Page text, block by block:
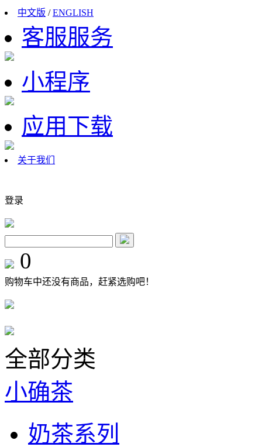
中文版 /ENGLISH
客服服务
小程序
应用下载
关于我们
登录
0
购物车中还没有商品，赶紧选购吧！
全部分类
小确茶
奶茶系列